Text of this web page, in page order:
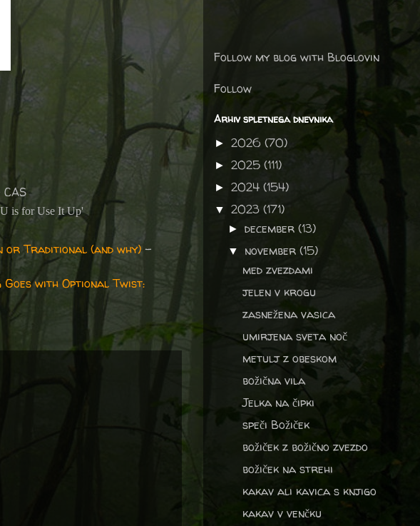
is for Use It Up'
or Traditional (and why) -
Goes with Optional Twist:
Follow my blog with Bloglovin
Follow
Arhiv spletnega dnevnika
► 2026 (70)
► 2025 (111)
► 2024 (154)
▼ 2023 (171)
►december(13)
▼ november(15)
med zvezdami
jelen v krogu
zasnežena vasica
umirjena sveta noč
metulj z obeskom
božična vila
Jelka na čipki
speči Božiček
božiček z božično zvezdo
božiček na strehi
kakav ali kavica s knjigo
kakav v venčku